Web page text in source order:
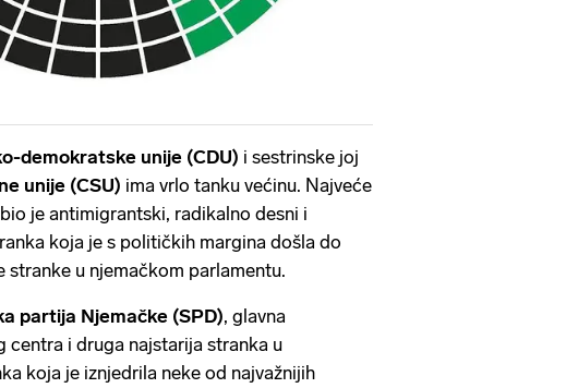
demokratske unije (CDU) i sestrinske joj
unije (CSU) ima vrlo tanku većinu. Najveće
je antimigrantski, radikalno desni i
koja je s političkih margina došla do
stranke u njemačkom parlamentu.
partija Njemačke (SPD), glavna
centra i druga najstarija stranka u
koja je iznjedrila neke od najvažnijih